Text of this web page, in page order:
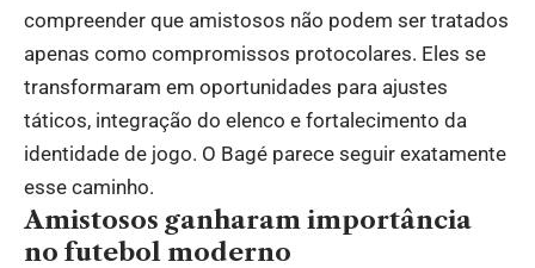
compreender que amistosos não podem ser tratados
apenas como compromissos protocolares. Eles se
transformaram em oportunidades para ajustes
táticos, integração do elenco e fortalecimento da
identidade de jogo. O Bagé parece seguir exatamente
esse caminho.
Amistosos ganharam importância
no futebol moderno